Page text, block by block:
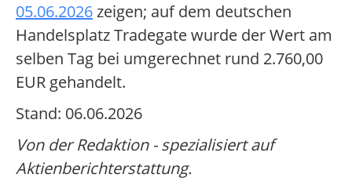
05.06.2026zeigen; auf dem deutschen
Handelsplatz Tradegate wurde der Wert am
selben Tag bei umgerechnet rund 2.760,00
EUR gehandelt.
Stand: 06.06.2026
Von der Redaktion - spezialisiert auf
Aktienberichterstattung.